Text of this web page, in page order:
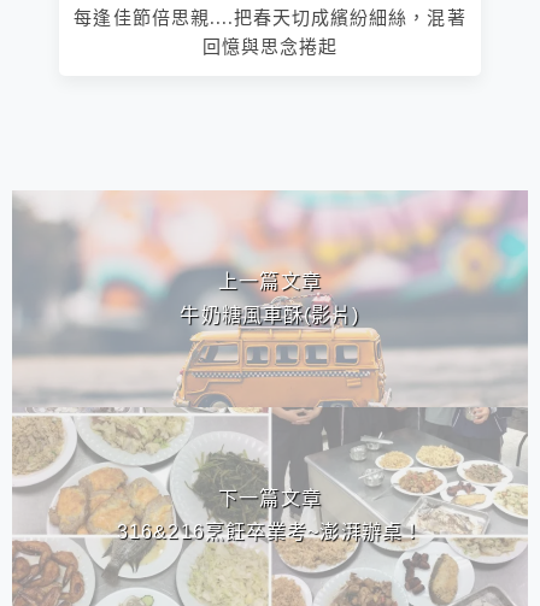
每逢佳節倍思親....把春天切成繽紛細絲，混著
回憶與思念捲起
相連文章
上一篇文章
牛奶糖風車酥(影片)
下一篇文章
316&216烹飪卒業考~澎湃辦桌！